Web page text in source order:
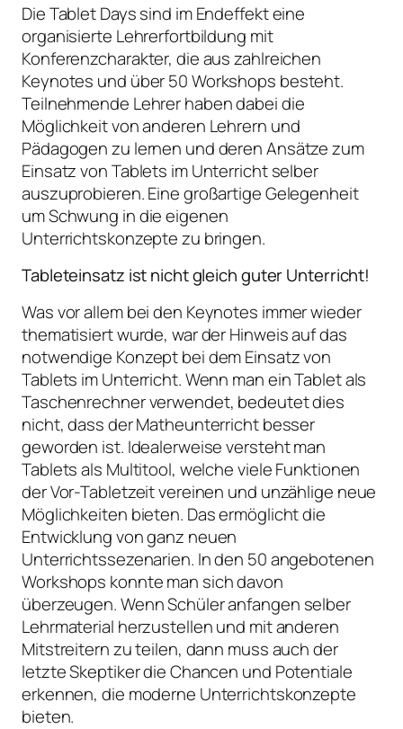
Die Tablet Days sind im Endeffekt eine
organisierte Lehrerfortbildung mit
Konferenzcharakter, die aus zahlreichen
Keynotes und über 50 Workshops besteht.
Teilnehmende Lehrer haben dabei die
Möglichkeit von anderen Lehrern und
Pädagogen zu lernen und deren Ansätze zum
Einsatz von Tablets im Unterricht selber
auszuprobieren. Eine großartige Gelegenheit
um Schwung in die eigenen
Unterrichtskonzepte zu bringen.
Tableteinsatz ist nicht gleich guter Unterricht!
Was vor allem bei den Keynotes immer wieder
thematisiert wurde, war der Hinweis auf das
notwendige Konzept bei dem Einsatz von
Tablets im Unterricht. Wenn man ein Tablet als
Taschenrechner verwendet, bedeutet dies
nicht, dass der Matheunterricht besser
geworden ist. Idealerweise versteht man
Tablets als Multitool, welche viele Funktionen
der Vor-Tabletzeit vereinen und unzählige neue
Möglichkeiten bieten. Das ermöglicht die
Entwicklung von ganz neuen
Unterrichtssezenarien. In den 50 angebotenen
Workshops konnte man sich davon
überzeugen. Wenn Schüler anfangen selber
Lehrmaterial herzustellen und mit anderen
Mitstreitern zu teilen, dann muss auch der
letzte Skeptiker die Chancen und Potentiale
erkennen, die moderne Unterrichtskonzepte
bieten.